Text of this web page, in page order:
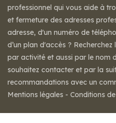
professionnel qui vous aide à
et fermeture des adresses
adresse, d'un numéro de
d’un plan d'accès ?
par activité et aussi par le nom
souhaitez contacter et par la
recommandations avec un
Mentions légales - Conditions